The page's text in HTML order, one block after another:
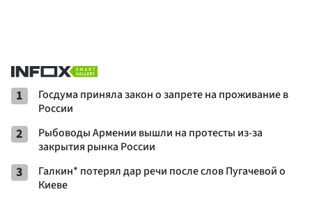
1
Госдума приняла закон о запрете на проживание в
России
2
Рыбоводы Армении вышли на протесты из-за
закрытия рынка России
3
Галкин* потерял дар речи после слов Пугачевой о
Киеве